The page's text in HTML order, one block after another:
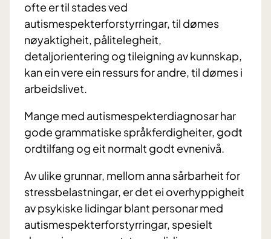
ofte er til stades ved
autismespekterforstyrringar, til dømes
nøyaktigheit, pålitelegheit,
detaljorientering og tileigning av kunnskap,
kan ein vere ein ressurs for andre, til dømes i
arbeidslivet.
Mange med autismespekterdiagnosar har
gode grammatiske språkferdigheiter, godt
ordtilfang og eit normalt godt evnenivå.
Av ulike grunnar, mellom anna sårbarheit for
stressbelastningar, er det ei overhyppigheit
av psykiske lidingar blant personar med
autismespekterforstyrringar, spesielt